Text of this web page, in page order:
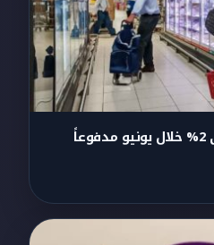
التضخم في فرنسا يتراجع إلى 2% خلال يونيو مدفوعاً